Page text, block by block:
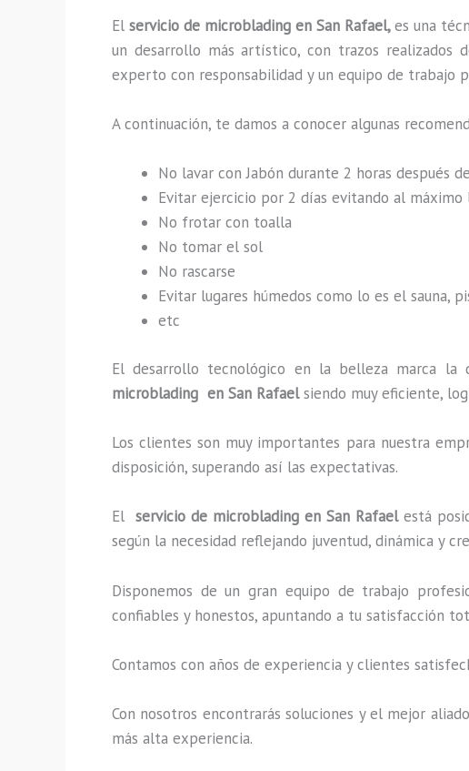
El servicio de microblading en San Rafael,es una
un desarrollo más artístico, con trazos realizados
experto con responsabilidad y un equipo de trabajo
A continuación, te damos a conocer algunas
No lavar con Jabón durante 2 horas después
Evitar ejercicio por 2 días evitando al máximo
No frotar con toalla
No tomar el sol
No rascarse
Evitar lugares húmedos como lo es el sauna,
etc
El desarrollo tecnológico en la belleza marca
microblading en San Rafaelsiendo muy eficiente,
Los clientes son muy importantes para nuestra
disposición, superando así las expectativas.
El servicio de microblading en San Rafaelestá
según la necesidad reflejando juventud, dinámica y
Disponemos de un gran equipo de trabajo
confiables y honestos, apuntando a tu satisfacción
Contamos con años de experiencia y clientes
Con nosotros encontrarás soluciones y el mejor
más alta experiencia.